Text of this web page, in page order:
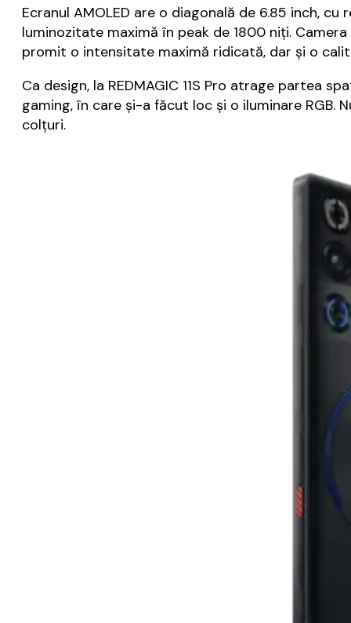
Ecranul AMOLED are o diagonală de 6.85 inch,
luminozitate maximă în peak de 1800 niți.
promit o intensitate maximă ridicată, dar și o
Ca design, la REDMAGIC 11S Pro atrage partea
gaming, în care și-a făcut loc și o iluminare RGB.
colțuri.